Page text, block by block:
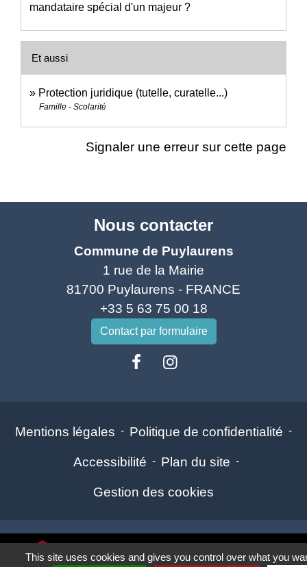
mandataire spécial d'un majeur ?
Et aussi
Protection juridique (tutelle, curatelle...)
Famille - Scolarité
Signaler une erreur sur cette page
Nous contacter
Commune de Puylaurens
1 rue de la Mairie
81700 Puylaurens - FRANCE
+33 5 63 75 00 18
Contact par formulaire
Mentions légales - Politique de confidentialité -
Accessibilité - Plan du site -
Gestion des cookies
This site uses cookies and gives you control over what you